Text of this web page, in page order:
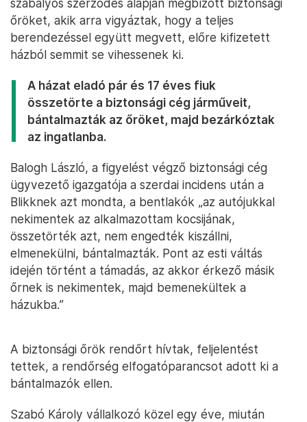
szabályos szerződés alapján megbízott biztonsági
őröket, akik arra vigyáztak, hogy a teljes
berendezéssel együtt megvett, előre kifizetett
házból semmit se vihessenek ki.
A házat eladó pár és 17 éves fiuk
összetörte a biztonsági cég járműveit,
bántalmazták az őröket, majd bezárkóztak
az ingatlanba.
Balogh László, a figyelést végző biztonsági cég
ügyvezető igazgatója a szerdai incidens után a
Blikknek azt mondta, a bentlakók „az autójukkal
nekimentek az alkalmazottam kocsijának,
összetörték azt, nem engedték kiszállni,
elmenekülni, bántalmazták. Pont az esti váltás
idején történt a támadás, az akkor érkező másik
őrnek is nekimentek, majd bemenekültek a
házukba.”
A biztonsági őrök rendőrt hívtak, feljelentést
tettek, a rendőrség elfogatóparancsot adott ki a
bántalmazók ellen.
Szabó Károly vállalkozó közel egy éve, miután